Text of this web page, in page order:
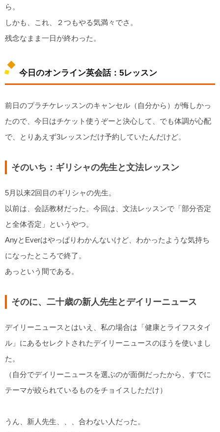
ら。
しかも、これ、２つもやる気満々でさ。
残念なまま一日が終わった。
今日のオンライン英会話：5レッスン
前日のプラチケレッスンのキャンセル（自分から）が悔しかっ
たので、今日はチケット使うぞーと決心して、でも体調が心配
で、とりあえず3レッスンだけ予約していたんだけど。
そのいち：ギリシャの先生と文法レッスン
5月以来2回目のギリシャの先生。
以前は、会話教材だった。今回は、文法レッスンで「部分否定
と全体否定」というやつ。
AnyとEverはやっぱりわかんないけど、わかったような気持ち
になったところで終了。
あっという間である。
そのに、二十歳の新人先生とデイリーニュース
デイリーニュースとはいえ、私の場合は「健康とライフスタイ
ル」にあるセレクトされたデイリーニュースのほうを使いまし
た。
（自分でデイリーニュースを選ぶのが面倒だったから、すでに
テーマが絞られているものをチョイスしただけ）
うん、新人先生、、、合わない人だった。